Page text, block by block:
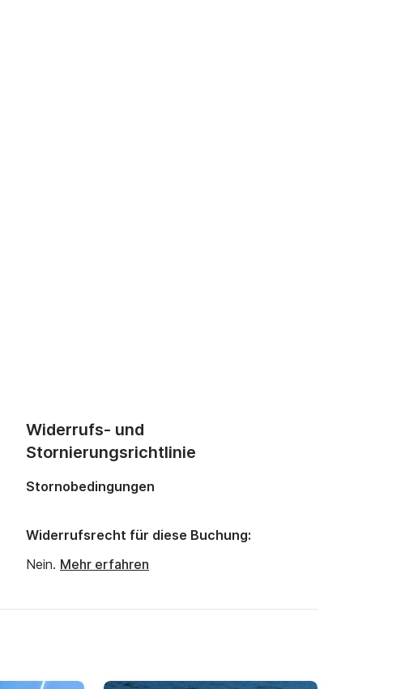
Widerrufs- und
Stornierungsrichtlinie
Stornobedingungen
Widerrufsrecht für diese Buchung:
Nein. Mehr erfahren